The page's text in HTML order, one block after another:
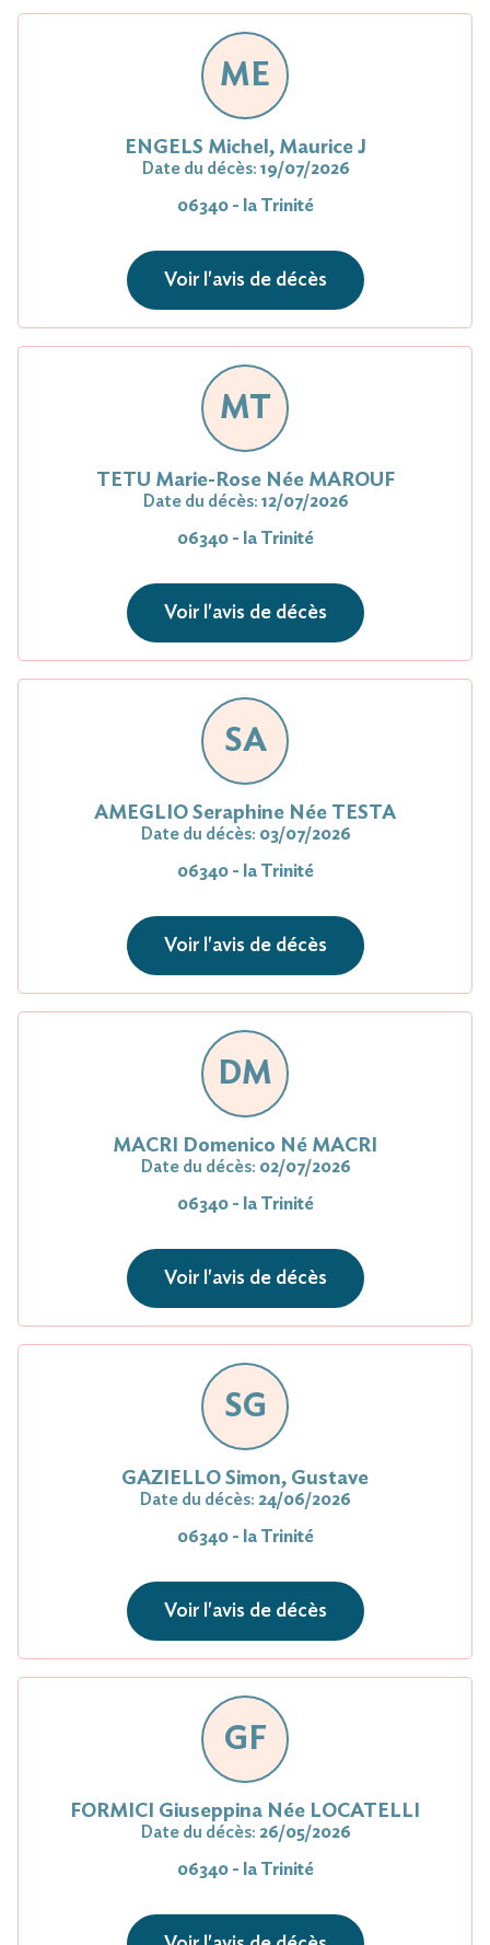
ME
ENGELS Michel, Maurice J
Date du décès: 19/07/2026
06340 - la Trinité
Voir l'avis de décès
MT
TETU Marie-Rose Née MAROUF
Date du décès: 12/07/2026
06340 - la Trinité
Voir l'avis de décès
SA
AMEGLIO Seraphine Née TESTA
Date du décès: 03/07/2026
06340 - la Trinité
Voir l'avis de décès
DM
MACRI Domenico Né MACRI
Date du décès: 02/07/2026
06340 - la Trinité
Voir l'avis de décès
SG
GAZIELLO Simon, Gustave
Date du décès: 24/06/2026
06340 - la Trinité
Voir l'avis de décès
GF
FORMICI Giuseppina Née LOCATELLI
Date du décès: 26/05/2026
06340 - la Trinité